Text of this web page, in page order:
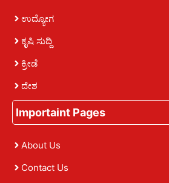
ಉದ್ಯೋಗ
ಕೃಷಿ ಸುದ್ದಿ
ಕ್ರೀಡೆ
ದೇಶ
Importaint Pages
About Us
Contact Us